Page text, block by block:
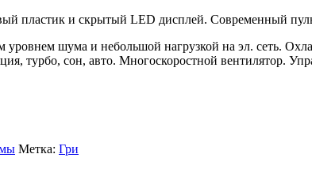
пластик и скрытый LED дисплей. Современный
шума и небольшой нагрузкой на эл. сеть.
турбо, сон, авто. Многоскоростной вентилятор.
Метка: Гри